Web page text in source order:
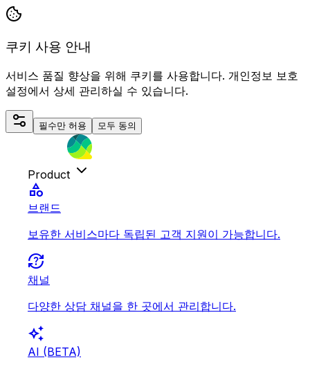
쿠키 사용 안내
서비스 품질 향상을 위해 쿠키를 사용합니다. 개인정보 보호
설정에서 상세 관리하실 수 있습니다.
필수만 허용 모두 동의
Product
category
브랜드
보유한 서비스마다 독립된 고객 지원이 가능합니다.
question_exchange
채널
다양한 상담 채널을 한 곳에서 관리합니다.
auto_awesome
AI (BETA)